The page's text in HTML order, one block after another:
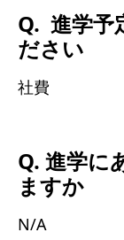
Q. 進学予
ださい
社費
Q. 進学に
ますか
N/A